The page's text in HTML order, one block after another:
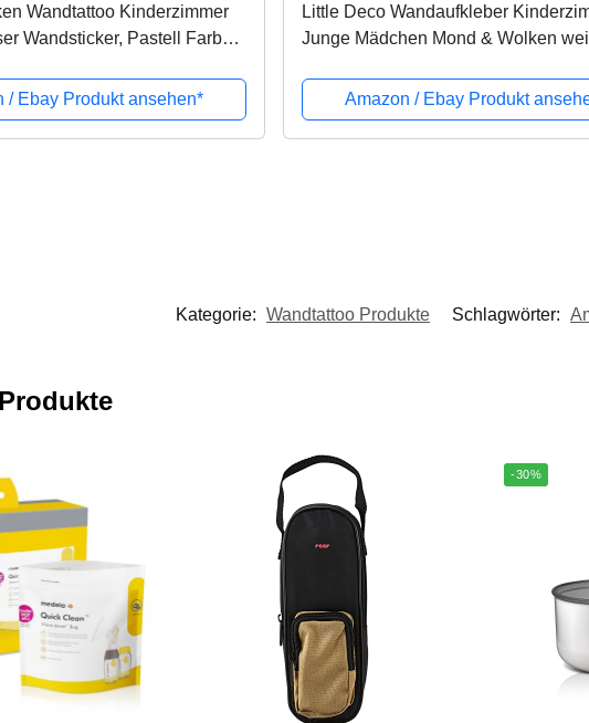
Wandtattoo Kinderzimmer
Wandsticker, Pastell Farben,
Sleepy Eye Wanddeko -...
/ Ebay Produkt ansehen*
Little Deco Wandaufkleber
Junge Mädchen Mond & Wolken
selbstklebend Wandsticker Deko
Amazon / Ebay Produkt
Kategorie: Wandtattoo Produkte Schlagwörter:
-30%